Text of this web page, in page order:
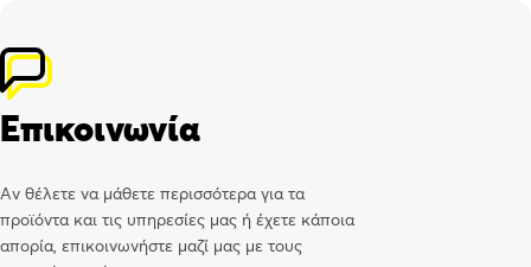
Επικοινωνία
Αν θέλετε να μάθετε περισσότερα για τα
προϊόντα και τις υπηρεσίες μας ή έχετε κάποια
απορία, επικοινωνήστε μαζί μας με τους